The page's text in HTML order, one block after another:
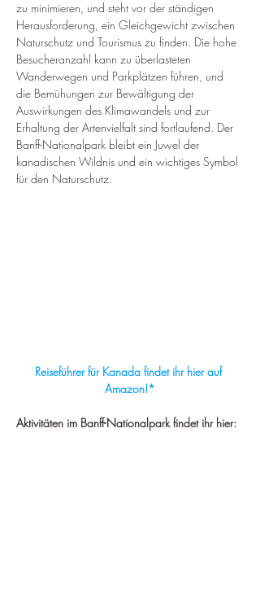
zu minimieren, und steht vor der ständigen
Herausforderung, ein Gleichgewicht zwischen
Naturschutz und Tourismus zu finden. Die hohe
Besucheranzahl kann zu überlasteten
Wanderwegen und Parkplätzen führen, und
die Bemühungen zur Bewältigung der
Auswirkungen des Klimawandels und zur
Erhaltung der Artenvielfalt sind fortlaufend. Der
Banff-Nationalpark bleibt ein Juwel der
kanadischen Wildnis und ein wichtiges Symbol
für den Naturschutz.
Reiseführer für Kanada findet ihr hier auf
Amazon!*
Aktivitäten im Banff-Nationalpark findet ihr hier: